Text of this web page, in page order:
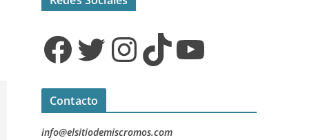
Facebook Twitter InstagramTikTok YouTube
Contacto
info@elsitiodemiscromos.com